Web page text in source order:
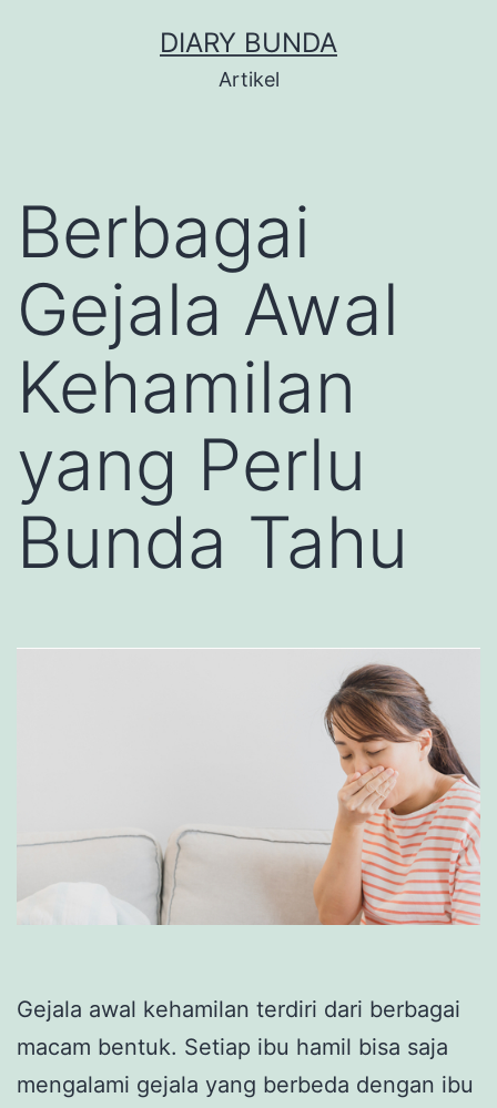
DIARY BUNDA
Artikel
Berbagai
Gejala Awal
Kehamilan
yang Perlu
Bunda Tahu
Gejala awal kehamilan terdiri dari berbagai
macam bentuk. Setiap ibu hamil bisa saja
mengalami gejala yang berbeda dengan ibu